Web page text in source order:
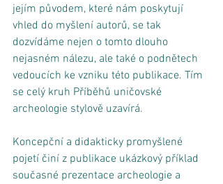
jejím původem, které nám poskytují
vhled do myšlení autorů, se tak
dozvídáme nejen o tomto dlouho
nejasném nálezu, ale také o podnětech
vedoucích ke vzniku této publikace. Tím
se celý kruh Příběhů uničovské
archeologie stylově uzavírá.
Koncepční a didakticky promyšlené
pojetí činí z publikace ukázkový příklad
současné prezentace archeologie a